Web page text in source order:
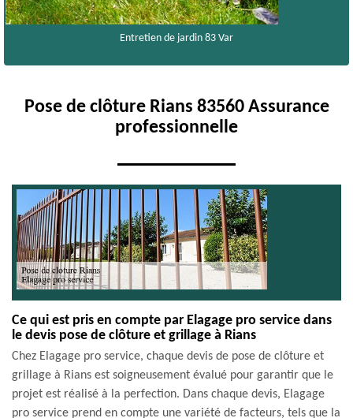
Entretien de jardin 83 Var
Pose de clôture Rians 83560 Assurance
professionnelle
Ce qui est pris en compte par Elagage pro service dans
le devis pose de clôture et grillage à Rians
Chez Elagage pro service, chaque devis de pose de clôture et
grillage à Rians est soigneusement évalué pour garantir que le
projet est réalisé à la perfection. Dans chaque devis, Elagage
pro service prend en compte une variété de facteurs, tels que la